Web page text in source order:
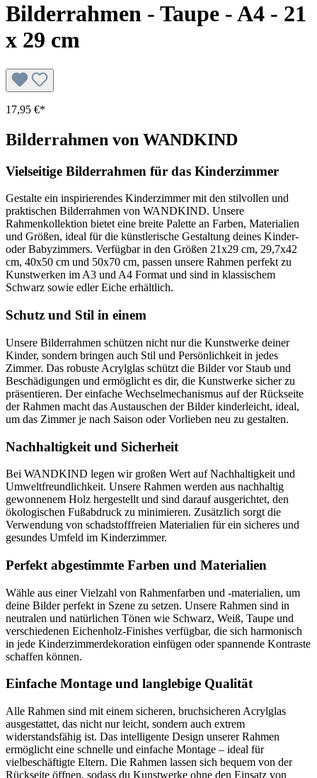
Bilderrahmen - Taupe - A4 - 21
x 29 cm
17,95 €*
Bilderrahmen von WANDKIND
Vielseitige Bilderrahmen für das Kinderzimmer
Gestalte ein inspirierendes Kinderzimmer mit den stilvollen und
praktischen Bilderrahmen von WANDKIND. Unsere
Rahmenkollektion bietet eine breite Palette an Farben, Materialien
und Größen, ideal für die künstlerische Gestaltung deines Kinder-
oder Babyzimmers. Verfügbar in den Größen 21x29 cm, 29,7x42
cm, 40x50 cm und 50x70 cm, passen unsere Rahmen perfekt zu
Kunstwerken im A3 und A4 Format und sind in klassischem
Schwarz sowie edler Eiche erhältlich.
Schutz und Stil in einem
Unsere Bilderrahmen schützen nicht nur die Kunstwerke deiner
Kinder, sondern bringen auch Stil und Persönlichkeit in jedes
Zimmer. Das robuste Acrylglas schützt die Bilder vor Staub und
Beschädigungen und ermöglicht es dir, die Kunstwerke sicher zu
präsentieren. Der einfache Wechselmechanismus auf der Rückseite
der Rahmen macht das Austauschen der Bilder kinderleicht, ideal,
um das Zimmer je nach Saison oder Vorlieben neu zu gestalten.
Nachhaltigkeit und Sicherheit
Bei WANDKIND legen wir großen Wert auf Nachhaltigkeit und
Umweltfreundlichkeit. Unsere Rahmen werden aus nachhaltig
gewonnenem Holz hergestellt und sind darauf ausgerichtet, den
ökologischen Fußabdruck zu minimieren. Zusätzlich sorgt die
Verwendung von schadstofffreien Materialien für ein sicheres und
gesundes Umfeld im Kinderzimmer.
Perfekt abgestimmte Farben und Materialien
Wähle aus einer Vielzahl von Rahmenfarben und -materialien, um
deine Bilder perfekt in Szene zu setzen. Unsere Rahmen sind in
neutralen und natürlichen Tönen wie Schwarz, Weiß, Taupe und
verschiedenen Eichenholz-Finishes verfügbar, die sich harmonisch
in jede Kinderzimmerdekoration einfügen oder spannende Kontraste
schaffen können.
Einfache Montage und langlebige Qualität
Alle Rahmen sind mit einem sicheren, bruchsicheren Acrylglas
ausgestattet, das nicht nur leicht, sondern auch extrem
widerstandsfähig ist. Das intelligente Design unserer Rahmen
ermöglicht eine schnelle und einfache Montage – ideal für
vielbeschäftigte Eltern. Die Rahmen lassen sich bequem von der
Rückseite öffnen, sodass du Kunstwerke ohne den Einsatz von